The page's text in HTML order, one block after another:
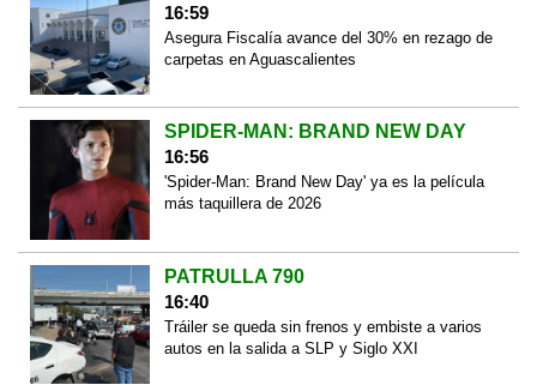
16:59
Asegura Fiscalía avance del 30% en rezago de
carpetas en Aguascalientes
SPIDER-MAN: BRAND NEW DAY
16:56
'Spider-Man: Brand New Day' ya es la película
más taquillera de 2026
PATRULLA 790
16:40
Tráiler se queda sin frenos y embiste a varios
autos en la salida a SLP y Siglo XXI